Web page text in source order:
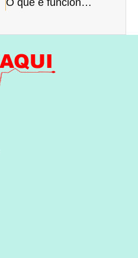
O que é funcionalidade do plano de saúde?